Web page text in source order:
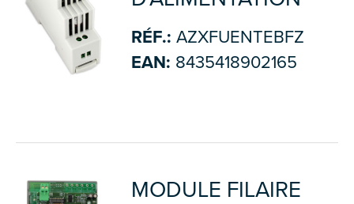
RÉF.: AZXFUENTEBFZ
EAN: 8435418902165
MODULE FILAIRE